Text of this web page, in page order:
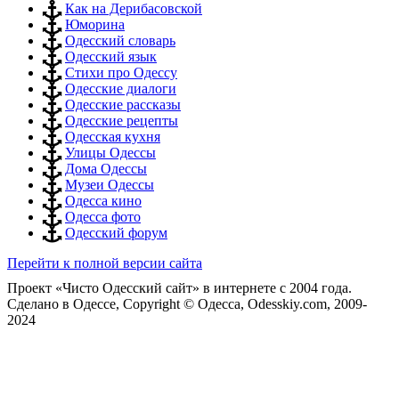
Как на Дерибасовской
Юморина
Одесский словарь
Одесский язык
Стихи про Одессу
Одесские диалоги
Одесские рассказы
Одесские рецепты
Одесская кухня
Улицы Одессы
Дома Одессы
Музеи Одессы
Одесса кино
Одесса фото
Одесский форум
Перейти к полной версии сайта
Проект «Чисто Одесский сайт» в интернете с 2004 года.
Сделано в Одессе, Copyright © Одесса, Odesskiy.com, 2009-
2024